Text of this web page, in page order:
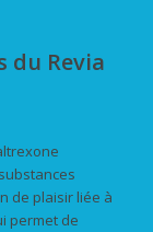
du Revia
de plaisir liée à
permet de